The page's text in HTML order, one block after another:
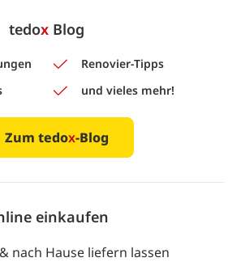
tedoxBlog
Renovier-Tipps
und vieles mehr!
Zum tedox-Blog
einkaufen
nach Hause liefern lassen